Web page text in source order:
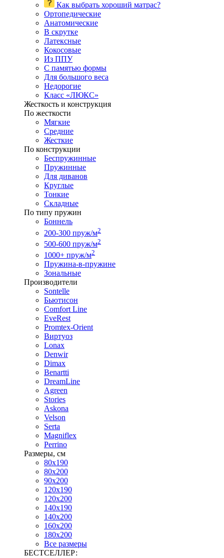
Как выбрать хороший матрас?
Ортопедические
Анатомические
В скрутке
Латексные
Кокосовые
Из ППУ
С памятью формы
Для большого веса
Недорогие
Класс «ЛЮКС»
Жесткость и конструкция
По жесткости
Мягкие
Средние
Жесткие
По конструкции
Беспружинные
Пружинные
Для диванов
Круглые
Тонкие
Складные
По типу пружин
Боннель
200-300 пруж/м2
500-600 пруж/м2
1000+ пруж/м2
Пружина-в-пружине
Зональные
Производители
Sontelle
Бьютисон
Comfort Line
EveRest
Promtex-Orient
Виртуоз
Lonax
Denwir
Dimax
Benartti
DreamLine
Agreen
Stories
Askona
Velson
Serta
Magniflex
Perrino
Размеры, см
80х190
80х200
90х200
120х190
120х200
140х190
140х200
160х200
180х200
Все размеры
БЕСТСЕЛЛЕР: